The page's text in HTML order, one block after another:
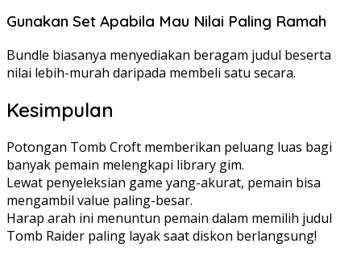
Gunakan Set Apabila Mau Nilai Paling Ramah
Bundle biasanya menyediakan beragam judul beserta
nilai lebih-murah daripada membeli satu secara.
Kesimpulan
Potongan Tomb Croft memberikan peluang luas bagi
banyak pemain melengkapi library gim.
Lewat penyeleksian game yang-akurat, pemain bisa
mengambil value paling-besar.
Harap arah ini menuntun pemain dalam memilih judul
Tomb Raider paling layak saat diskon berlangsung!